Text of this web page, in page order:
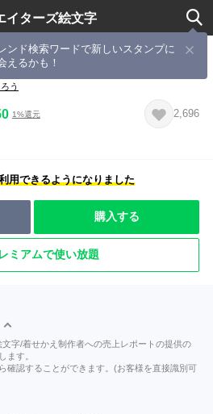
イターズ絵文字
ンド検索ワードで新しいスタンプに
えるかも！
顔文字さん
う
1%還元 2,696
用できるようになりました
購入する
ミアムで使い放題
字/着せかえ制作者への売上レポートの提供の
ます。
確認することができます。(お客様を直接識別可